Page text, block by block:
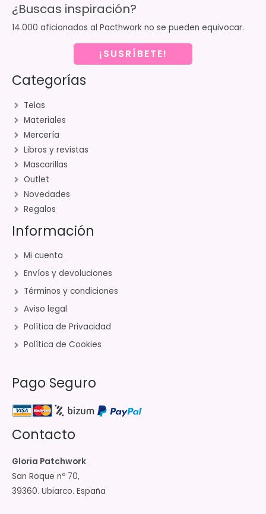
¿Buscas inspiración?
14.000 aficionados al Pacthwork no se pueden equivocar.
¡SUSRÍBETE!
Categorías
Telas
Materiales
Mercería
Libros y revistas
Mascarillas
Outlet
Novedades
Regalos
Información
Mi cuenta
Envíos y devoluciones
Términos y condiciones
Aviso legal
Política de Privacidad
Política de Cookies
Pago Seguro
Contacto
Gloria Patchwork
San Roque nº 70,
39360. Ubiarco. España